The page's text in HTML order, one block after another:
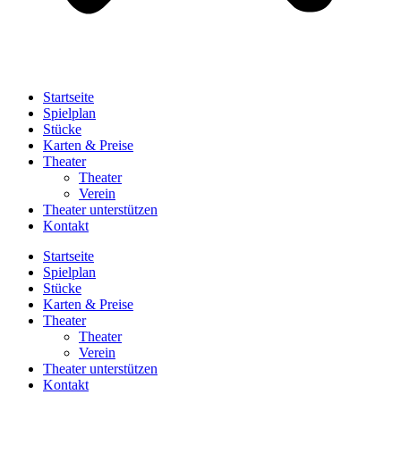
Startseite
Spielplan
Stücke
Karten & Preise
Theater
Theater
Verein
Theater unterstützen
Kontakt
Startseite
Spielplan
Stücke
Karten & Preise
Theater
Theater
Verein
Theater unterstützen
Kontakt